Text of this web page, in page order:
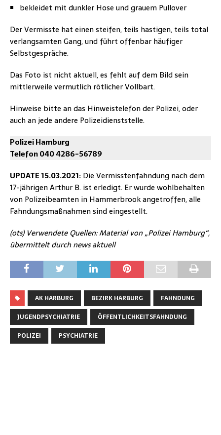
bekleidet mit dunkler Hose und grauem Pullover
Der Vermisste hat einen steifen, teils hastigen, teils total
verlangsamten Gang, und führt offenbar häufiger
Selbstgespräche.
Das Foto ist nicht aktuell, es fehlt auf dem Bild sein
mittlerweile vermutlich rötlicher Vollbart.
Hinweise bitte an das Hinweistelefon der Polizei, oder
auch an jede andere Polizeidienststelle.
Polizei Hamburg
Telefon 040 4286-56789
UPDATE 15.03.2021: Die Vermisstenfahndung nach dem
17-jährigen Arthur B. ist erledigt. Er wurde wohlbehalten
von Polizeibeamten in Hammerbrook angetroffen, alle
Fahndungsmaßnahmen sind eingestellt.
(ots) Verwendete Quellen: Material von „Polizei Hamburg“,
übermittelt durch news aktuell
AK HARBURG BEZIRK HARBURG
FAHNDUNG
JUGENDPSYCHIATRIE
ÖFFENTLICHKEITSFAHNDUNG
POLIZEI
PSYCHIATRIE